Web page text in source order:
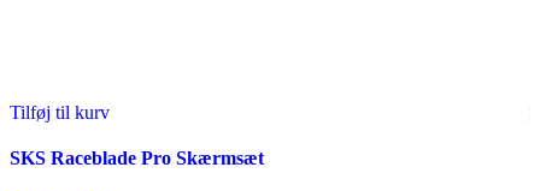
Tilføj til kurv
SKS Raceblade Pro Skærmsæt